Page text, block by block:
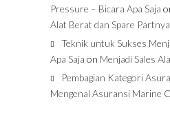
Pressure – Bicara Apa Saja
Alat Berat dan Spare Partnya
Teknik untuk Sukses
Apa Saja on Menjadi Sales
Pembagian Kategori
Mengenal Asuransi Marine